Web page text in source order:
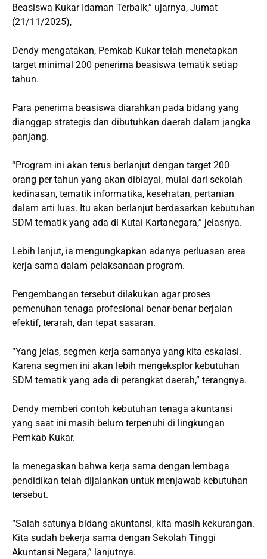
Beasiswa Kukar Idaman Terbaik,” ujarnya, Jumat
(21/11/2025),
Dendy mengatakan, Pemkab Kukar telah menetapkan
target minimal 200 penerima beasiswa tematik setiap
tahun.
Para penerima beasiswa diarahkan pada bidang yang
dianggap strategis dan dibutuhkan daerah dalam jangka
panjang.
“Program ini akan terus berlanjut dengan target 200
orang per tahun yang akan dibiayai, mulai dari sekolah
kedinasan, tematik informatika, kesehatan, pertanian
dalam arti luas. Itu akan berlanjut berdasarkan kebutuhan
SDM tematik yang ada di Kutai Kartanegara,” jelasnya.
Lebih lanjut, ia mengungkapkan adanya perluasan area
kerja sama dalam pelaksanaan program.
Pengembangan tersebut dilakukan agar proses
pemenuhan tenaga profesional benar-benar berjalan
efektif, terarah, dan tepat sasaran.
“Yang jelas, segmen kerja samanya yang kita eskalasi.
Karena segmen ini akan lebih mengeksplor kebutuhan
SDM tematik yang ada di perangkat daerah,” terangnya.
Dendy memberi contoh kebutuhan tenaga akuntansi
yang saat ini masih belum terpenuhi di lingkungan
Pemkab Kukar.
Ia menegaskan bahwa kerja sama dengan lembaga
pendidikan telah dijalankan untuk menjawab kebutuhan
tersebut.
“Salah satunya bidang akuntansi, kita masih kekurangan.
Kita sudah bekerja sama dengan Sekolah Tinggi
Akuntansi Negara,” lanjutnya.